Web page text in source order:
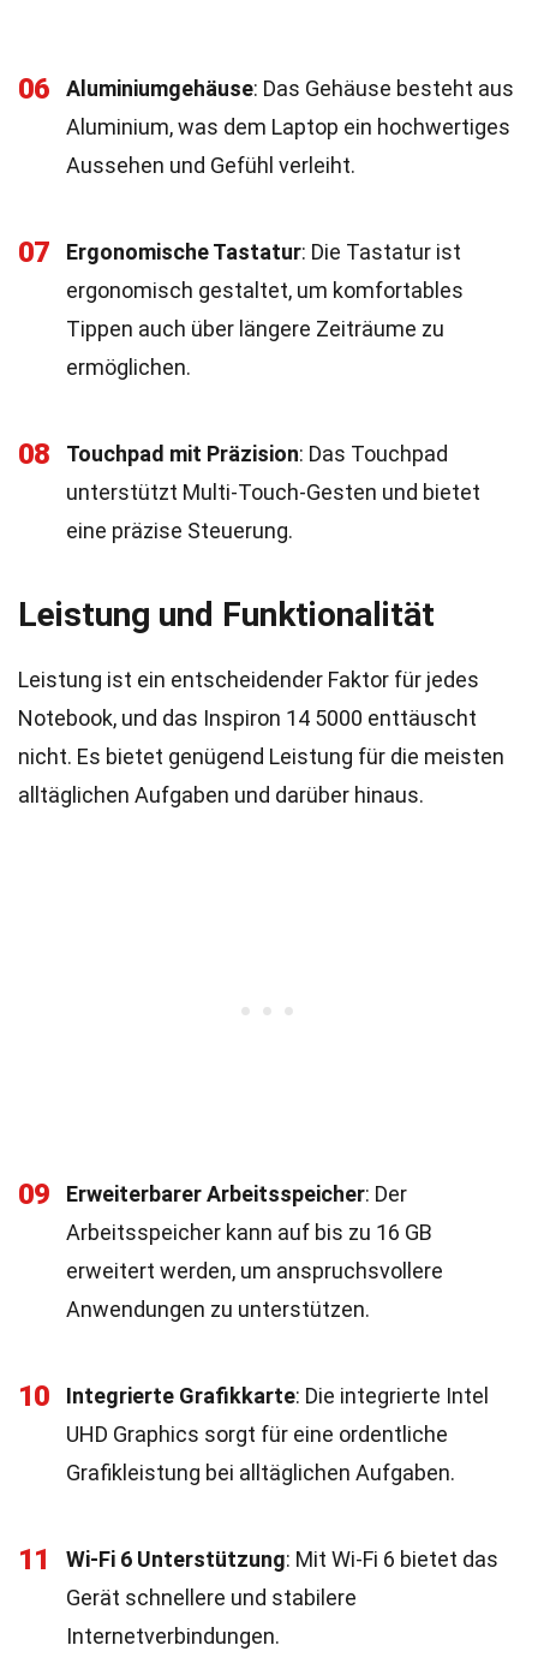
06 Aluminiumgehäuse: Das Gehäuse besteht aus
Aluminium, was dem Laptop ein hochwertiges
Aussehen und Gefühl verleiht.
07 Ergonomische Tastatur: Die Tastatur ist
ergonomisch gestaltet, um komfortables
Tippen auch über längere Zeiträume zu
ermöglichen.
08 Touchpad mit Präzision: Das Touchpad
unterstützt Multi-Touch-Gesten und bietet
eine präzise Steuerung.
Leistung und Funktionalität
Leistung ist ein entscheidender Faktor für jedes
Notebook, und das Inspiron 14 5000 enttäuscht
nicht. Es bietet genügend Leistung für die meisten
alltäglichen Aufgaben und darüber hinaus.
09 Erweiterbarer Arbeitsspeicher: Der
Arbeitsspeicher kann auf bis zu 16 GB
erweitert werden, um anspruchsvollere
Anwendungen zu unterstützen.
10 Integrierte Grafikkarte: Die integrierte Intel
UHD Graphics sorgt für eine ordentliche
Grafikleistung bei alltäglichen Aufgaben.
11 Wi-Fi 6 Unterstützung: Mit Wi-Fi 6 bietet das
Gerät schnellere und stabilere
Internetverbindungen.